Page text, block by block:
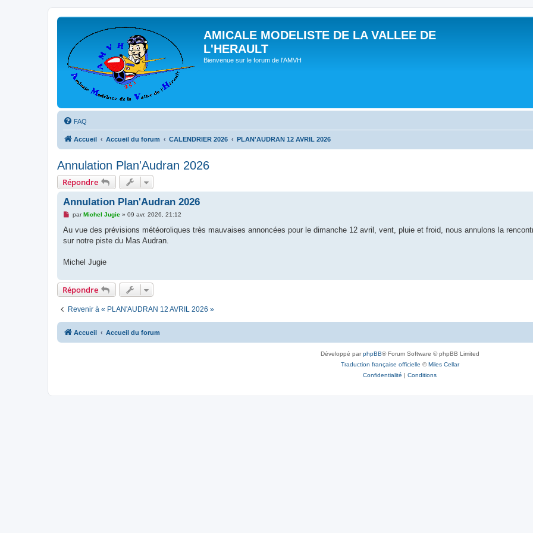
AMICALE MODELISTE DE LA VALLEE DE
L'HERAULT
Bienvenue sur le forum de l'AMVH
FAQ
Accueil Accueil du forum CALENDRIER 2026 PLAN'AUDRAN 12 AVRIL 2026
Annulation Plan'Audran 2026
Répondre
Annulation Plan'Audran 2026
M
s
a
n
l
u
parMichel Jugie» 09 avr. 2026, 21:12
Au vue des prévisions météoroliques très mauvaises annoncées pour le dimanche 12 avril, vent, pluie et froid, nous annulons la
sur notre piste du Mas Audran.
Michel Jugie
Répondre
Revenir à « PLAN'AUDRAN 12 AVRIL 2026 »
Accueil Accueil du forum
Développé parphpBB® Forum Software © phpBB Limited
Traduction française officielle ©Miles Cellar
Confidentialité | Conditions